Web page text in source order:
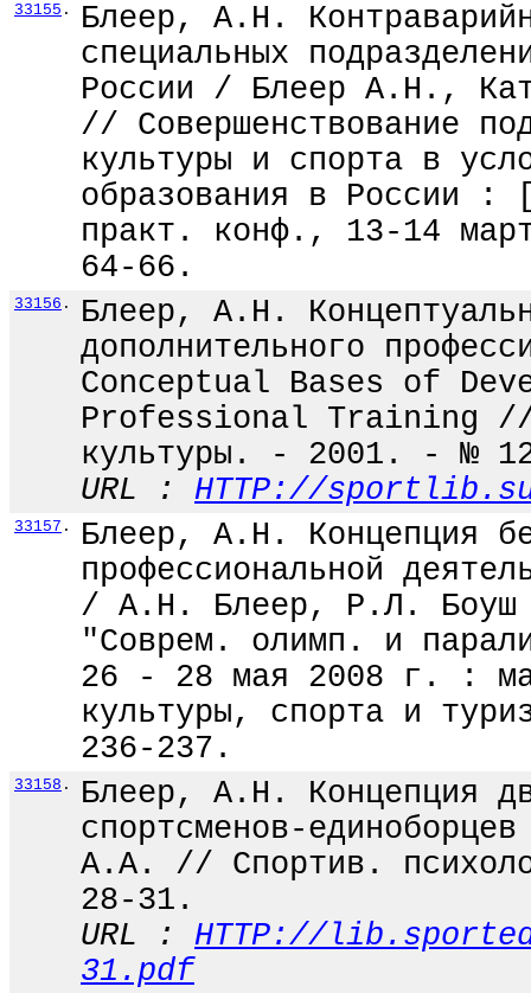
33155 .
Блеер, А.Н.
специальных
России / Блеер А.Н.,
// Совершенствование
культуры и спорта в
образования в России
практ. конф., 13-14
64-66.
33156 .
Блеер, А.Н.
дополнительного
Conceptual Bases of
Professional Training //
культуры. - 2001. - №
URL : HTTP://
33157 .
Блеер, А.Н. Концепция
профессиональной
/ А.Н. Блеер, Р.Л. Боуш
"Соврем. олимп. и
26 - 28 мая 2008 г. :
культуры, спорта и
236-237.
33158 .
Блеер, А.Н. Концепция
спортсменов-
А.А. // Спортив.
28-31.
URL : HTTP://
31.pdf